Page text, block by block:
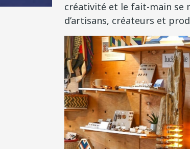
créativité et le fait-main se
d’artisans, créateurs et